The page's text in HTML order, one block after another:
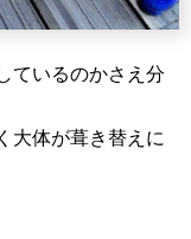
ているのかさえ分
大体が葺き替えに